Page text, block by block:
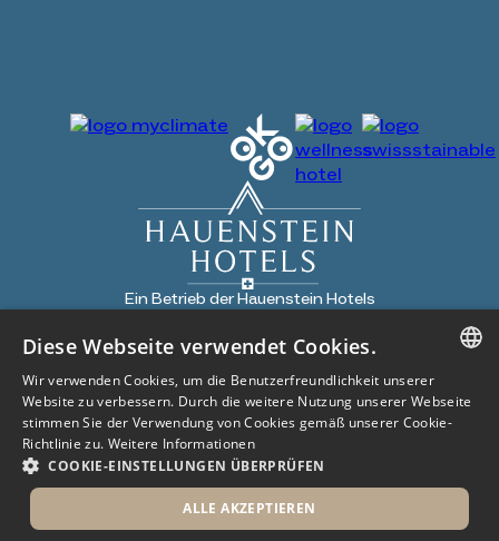
Impressum
AGB
Datenschutz
Ein Betrieb der Hauenstein Hotels
GERMAN
Diese Webseite verwendet Cookies.
Wir verwenden Cookies, um die Benutzerfreundlichkeit unserer
Website zu verbessern. Durch die weitere Nutzung unserer Webseite
stimmen Sie der Verwendung von Cookies gemäß unserer Cookie-
Richtlinie zu. Weitere Informationen
COOKIE-EINSTELLUNGEN ÜBERPRÜFEN
ALLE AKZEPTIEREN